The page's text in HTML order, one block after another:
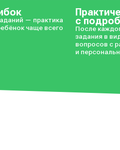
— практика
чаще всего
с
После
задания в
вопросов с
и